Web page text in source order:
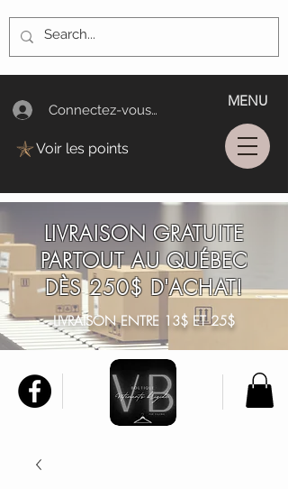
Connectez-vous/Log In
MENU
Voir les points
LIVRAISON GRATUITE
PARTOUT AU QUÉBEC
DÈS 250$ D'ACHAT!
LIVRAISON ENTRE 13$ ET 25$